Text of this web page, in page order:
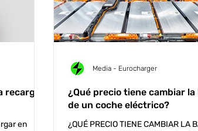
en
¿Qué precio tiene cambiar la
de un coche eléctrico?
¿QUÉ PRECIO TIENE CAMBIAR LA
Media - Eurocharger